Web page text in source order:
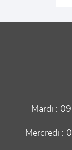
Mardi :
Mercredi :